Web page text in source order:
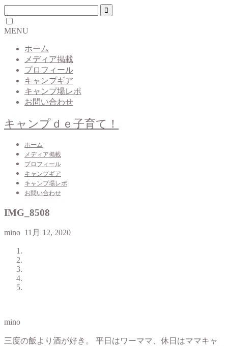
MENU
ホーム
メディア掲載
プロフィール
キャンプギア
キャンプ場レポ
お問い合わせ
キャンプｄｅ子育て！
ホーム
メディア掲載
プロフィール
キャンプギア
キャンプ場レポ
お問い合わせ
IMG_8508
mino 11月 12, 2020
mino
三度の飯より酒が好き。 平日はワーママ、休日はママキャ